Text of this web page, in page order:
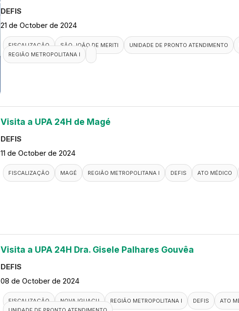
DEFIS
21 de October de 2024
FISCALIZAÇÃO SÃO JOÃO DE MERITI UNIDADE DE PRONTO ATENDIMENTO
REGIÃO METROPOLITANA I
Visita a UPA 24H de Magé
DEFIS
11 de October de 2024
FISCALIZAÇÃO MAGÉ REGIÃO METROPOLITANA I DEFIS ATO MÉDICO
Visita a UPA 24H Dra. Gisele Palhares Gouvêa
DEFIS
08 de October de 2024
FISCALIZAÇÃO NOVA IGUAÇU REGIÃO METROPOLITANA I DEFIS
ATO